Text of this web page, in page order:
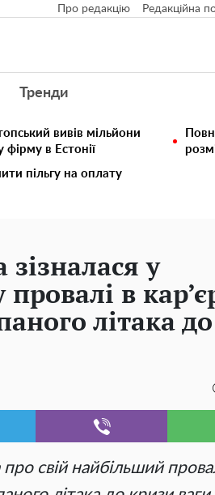
Про редакцію Редакційна
Тренди
вивів мільйони
в Естонії
пільгу на оплату
у
в
літака до
свій найбільший